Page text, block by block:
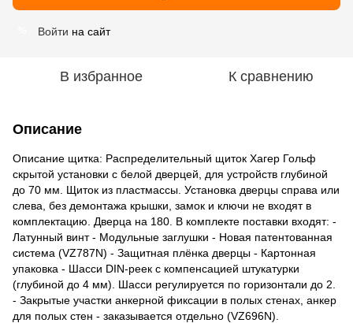
Войти на сайт
В избранное К сравнению
Описание
Описание щитка: Распределительный щиток Хагер Гольф
скрытой установки с белой дверцей, для устройств глубиной
до 70 мм. Щиток из пластмассы. Установка дверцы справа или
слева, без демонтажа крышки, замок и ключи не входят в
комплектацию. Дверца на 180. В комплекте поставки входят: -
Латунный винт - Модульные заглушки - Новая патентованная
система (VZ787N) - Защитная плёнка дверцы - Картонная
упаковка - Шасси DIN-реек с компенсацией штукатурки
(глубиной до 4 мм). Шасси регулируется по горизонтали до 2.
- Закрытые участки анкерной фиксации в полых стенах, анкер
для полых стен - заказывается отдельно (VZ696N).